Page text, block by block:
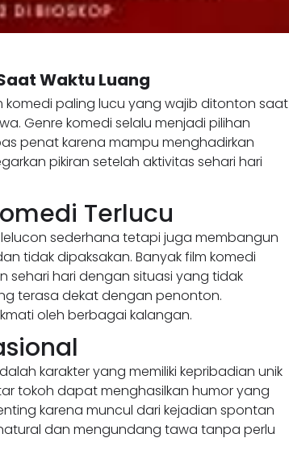
Waktu Luang
komedi paling lucu yang wajib ditonton saat
Genre komedi selalu menjadi pilihan
penat karena mampu menghadirkan
pikiran setelah aktivitas sehari hari
Terlucu
sederhana tetapi juga membangun
tidak dipaksakan. Banyak film komedi
sehari hari dengan situasi yang tidak
terasa dekat dengan penonton.
oleh berbagai kalangan.
karakter yang memiliki kepribadian unik
tokoh dapat menghasilkan humor yang
karena muncul dari kejadian spontan
dan mengundang tawa tanpa perlu